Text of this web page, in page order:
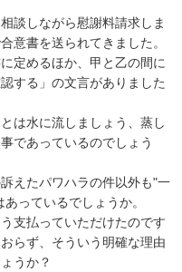
談しながら慰謝料請求しま
意書を送られてきました。
定めるほか、甲と乙の間に
する」の文言がありました
は水に流しましょう、蒸し
であっているのでしょう
えたパワハラの件以外も"一
っているでしょうか。
支払っていただけたのです
らず、そういう明確な理由
うか？